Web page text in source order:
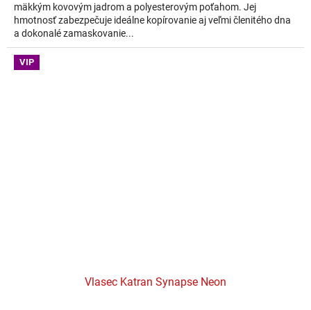
mäkkým kovovým jadrom a polyesterovým poťahom. Jej
hmotnosť zabezpečuje ideálne kopírovanie aj veľmi členitého dna
a dokonalé zamaskovanie...
VIP
Vlasec Katran Synapse Neon